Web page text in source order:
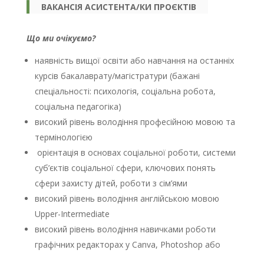
ВАКАНСІЯ АСИСТЕНТА/КИ ПРОЄКТІВ
Що ми очікуємо?
наявність вищої освіти або навчання на останніх
курсів бакалаврату/магістратури (бажані
спеціальності: психологія, соціальна робота,
соціальна педагогіка)
високий рівень володіння професійною мовою та
термінологією
орієнтація в основах соціальної роботи, системи
суб’єктів соціальної сфери, ключових понять
сфери захисту дітей, роботи з сім’ями
високий рівень володіння англійською мовою
Upper-Intermediate
високий рівень володіння навичками роботи
графічних редакторах у Canva, Photoshop або